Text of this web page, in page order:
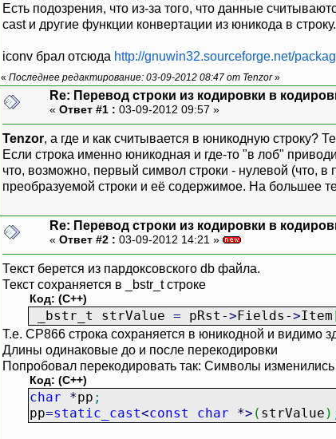
Есть подозрения, что из-за того, что данные
cast и другие функции конвертации из юникода в
iconv брал отсюда http://gnuwin32.sourceforge.net/
« Последнее редактирование: 03-09-2012 08:47 от Tenzor»
Re: Перевод строки из кодировки в
« Ответ #1 : 03-09-2012 09:57 »
Tenzor, а где и как считывается в юникодную строку?
Если строка именно юникодная и где-то "в лоб"
что, возможно, первый символ строки - нулевой (что,
преобразуемой строки и её содержимое. На большее
Re: Перевод строки из кодировки в
« Ответ #2 : 03-09-2012 14:21 »
Текст берется из пардоксовского db файла.
Текст сохраняется в _bstr_t строке
Код: (C++)
_bstr_t strValue = pRst ->Fields ->Item
Т.е. CP866 строка сохраняется в юникодной и видимо
Длины одинаковые до и после перекодировки
Попробовал перекодировать так: Символы изменились
Код: (C++)
char *pp ;
pp=static_cast<const char *> ( strValue )